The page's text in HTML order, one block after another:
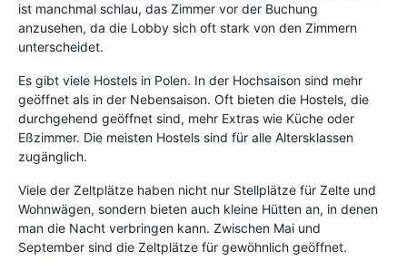
ist manchmal schlau, das Zimmer vor der Buchung
anzusehen, da die Lobby sich oft stark von den Zimmern
unterscheidet.
Es gibt viele Hostels in Polen. In der Hochsaison sind mehr
geöffnet als in der Nebensaison. Oft bieten die Hostels, die
durchgehend geöffnet sind, mehr Extras wie Küche oder
Eßzimmer. Die meisten Hostels sind für alle Altersklassen
zugänglich.
Viele der Zeltplätze haben nicht nur Stellplätze für Zelte und
Wohnwägen, sondern bieten auch kleine Hütten an, in denen
man die Nacht verbringen kann. Zwischen Mai und
September sind die Zeltplätze für gewöhnlich geöffnet.